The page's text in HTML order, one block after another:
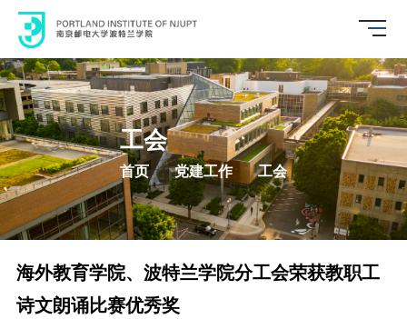
工会
首页 党建工作 工会
海外教育学院、波特兰学院分工会荣获教职工
诗文朗诵比赛优秀奖